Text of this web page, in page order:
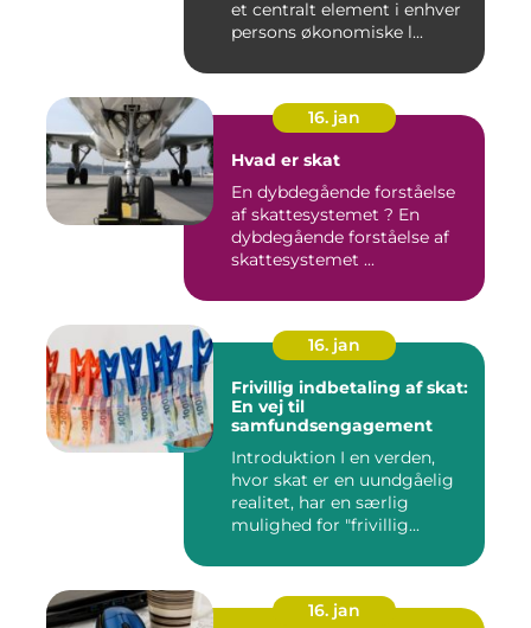
et centralt element i enhver
persons økonomiske l...
16. jan
Hvad er skat
En dybdegående forståelse
af skattesystemet ? En
dybdegående forståelse af
skattesystemet ...
16. jan
Frivillig indbetaling af skat:
En vej til
samfundsengagement
Introduktion I en verden,
hvor skat er en uundgåelig
realitet, har en særlig
mulighed for "frivillig...
16. jan